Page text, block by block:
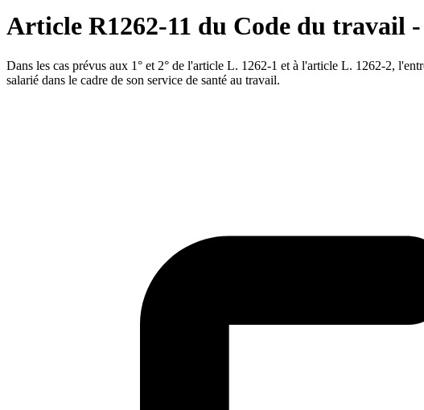
Article R1262-11 du Code du travail
Dans les cas prévus aux 1° et 2° de l'article L. 1262-1 et à l'article L. 1262-2,
salarié dans le cadre de son service de santé au travail.